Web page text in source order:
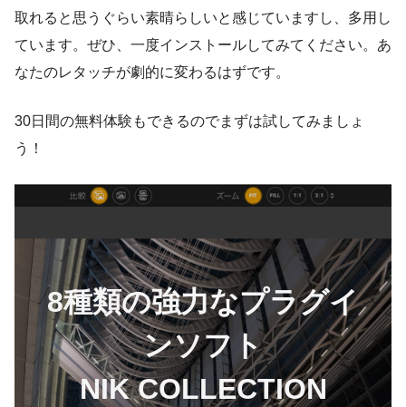
取れると思うぐらい素晴らしいと感じていますし、多用し
ています。ぜひ、一度インストールしてみてください。あ
なたのレタッチが劇的に変わるはずです。
30日間の無料体験もできるのでまずは試してみましょ
う！
8種類の強力なプラグイ
ンソフト
NIK COLLECTION